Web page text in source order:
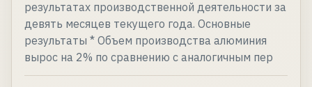
результатах производственной деятельности за
девять месяцев текущего года. Основные
результаты * Объем производства алюминия
вырос на 2% по сравнению с аналогичным пер